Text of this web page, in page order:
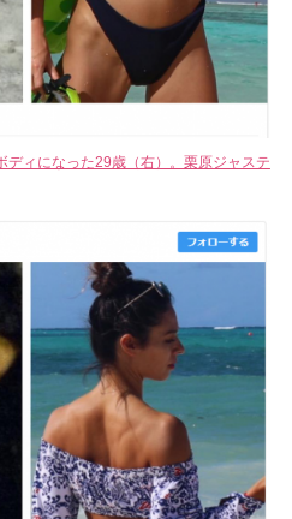
ィになった29歳（右）。栗原ジャステ